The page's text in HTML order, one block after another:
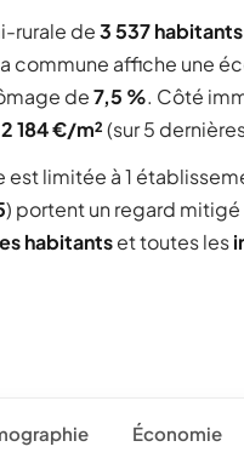
rurale de3 537 habitants
commune affiche une
de7,5 %. Côté
2 184 €/m²(sur 5
limitée à 1
) portent un regard
habitantset toutes les
Économie